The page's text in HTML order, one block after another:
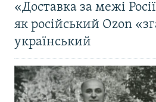
«Доставка за межі
як російський Ozon
український